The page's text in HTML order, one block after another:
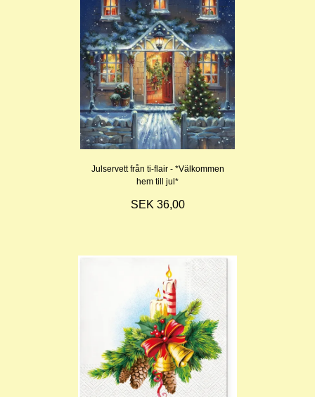
Julservett från ti-flair - *Välkommen
hem till jul*
SEK 36,00